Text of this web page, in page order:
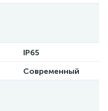
IP65
Современный